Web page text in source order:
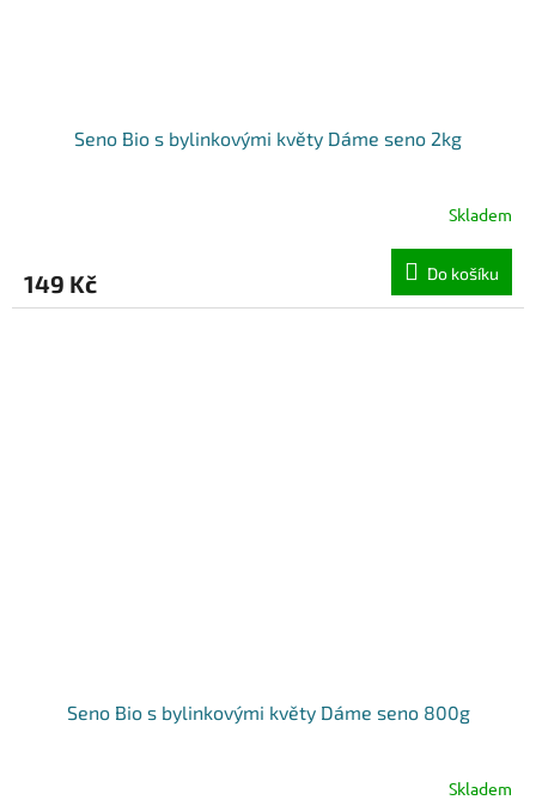
Seno Bio s bylinkovými květy Dáme seno 2kg
Skladem
149 Kč Do košíku
Seno Bio s bylinkovými květy Dáme seno 800g
Skladem